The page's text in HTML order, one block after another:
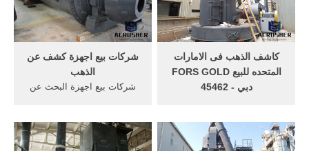
اجهزة 2018 وحش الذه...
شركات بيع اجهزة كشف عن
الذهب
شركات بيع اجهزة البحث عن
في التنقيب عن الاثار . hgd -
xs 2010 gpr نظام hunter
كاشف الذهب فى الامارات
المتحده للبيع FORS GOLD
دبي - 45462
الافضل عالميا جهاز فورس
جولد || fors gold إن جهاز